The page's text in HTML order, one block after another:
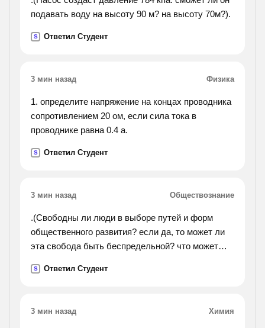
подавать воду на высоту 90 м? на высоту 70м?).
S Ответил Студент
3 мин назад Физика
1. определите напряжение на концах проводника
сопротивлением 20 ом, если сила тока в
проводнике равна 0.4 а.
S Ответил Студент
3 мин назад Обществознание
.(Свободны ли люди в выборе путей и форм
общественного развития? если да, то может ли
эта свобода быть беспредельной? что может
S Ответил Студент
3 мин назад Химия